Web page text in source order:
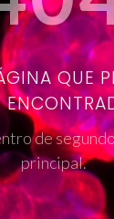
QUE
de
principal.